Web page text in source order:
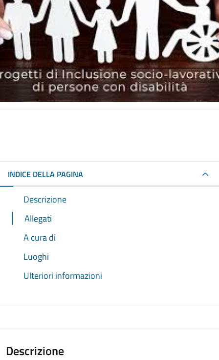
INDICE DELLA PAGINA
Descrizione
Allegati
A cura di
Luoghi
Ulteriori informazioni
Descrizione